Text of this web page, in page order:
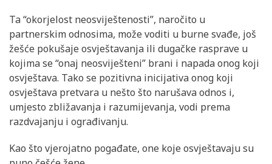
Ta “okorjelost neosviještenosti”, naročito u
partnerskim odnosima, može voditi u burne svađe, još
žešće pokušaje osvještavanja ili dugačke rasprave u
kojima se “onaj neosviješteni” brani i napada onog koji
osvještava. Tako se pozitivna inicijativa onog koji
osvještava pretvara u nešto što narušava odnos i,
umjesto zbližavanja i razumijevanja, vodi prema
razdvajanju i ograđivanju.
Kao što vjerojatno pogađate, one koje osvještavaju su